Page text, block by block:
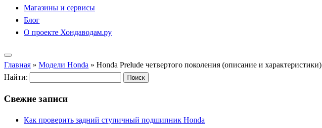
Магазины и сервисы
Блог
О проекте Хондаводам.ру
Главная » Модели Honda » Honda Prelude четвертого поколения (описание и характеристики)
Найти:
Свежие записи
Как проверить задний ступичный подшипник Honda